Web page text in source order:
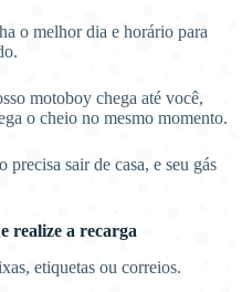
o melhor dia e horário para
motoboy chega até você,
o cheio no mesmo momento.
sair de casa, e seu gás
realize a recarga
etiquetas ou correios.